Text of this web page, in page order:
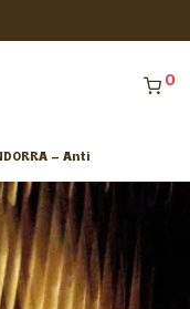
0
– Anti